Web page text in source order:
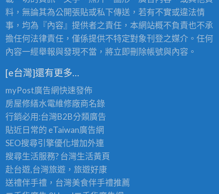
料，無論其為公開張貼或私下傳送，若有不實或違法情
事，均為『內容』提供者之責任，本網站概不負責也不承
擔任何法律責任，僅係提供不特定對象刊登之媒介。任何
內容一經舉報與發現不當，將立即刪除帳號與內容。
[e台灣]還有更多…
myPost廣告網快速發佈
房屋修繕水電維修廠商名錄
行銷必用:台灣B2B分類廣告
貼近日常的 eTaiwan廣告網
SEO搜尋引擎優化增加外連
搜尋生活服務? 台灣生活黃頁
赴台遊,台灣旅遊，旅遊好康
送禮伴手禮，台灣美食伴手禮推薦